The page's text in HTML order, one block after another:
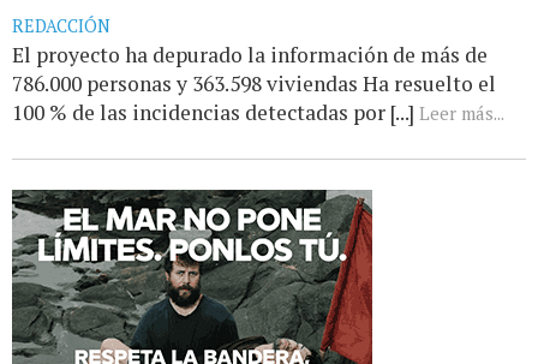
REDACCIÓN
El proyecto ha depurado la información de más de
786.000 personas y 363.598 viviendas Ha resuelto el
100 % de las incidencias detectadas por [...] Leer más...